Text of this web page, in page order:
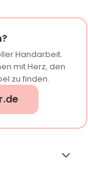
Handarbeit.
mit Herz, den
zu finden.